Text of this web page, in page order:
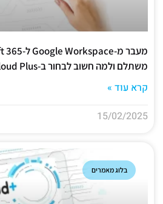
משתלם ולמה חשוב לבחור ב-Cloud Plus?
קרא עוד »
15/02/2025
בלוג מאמרים